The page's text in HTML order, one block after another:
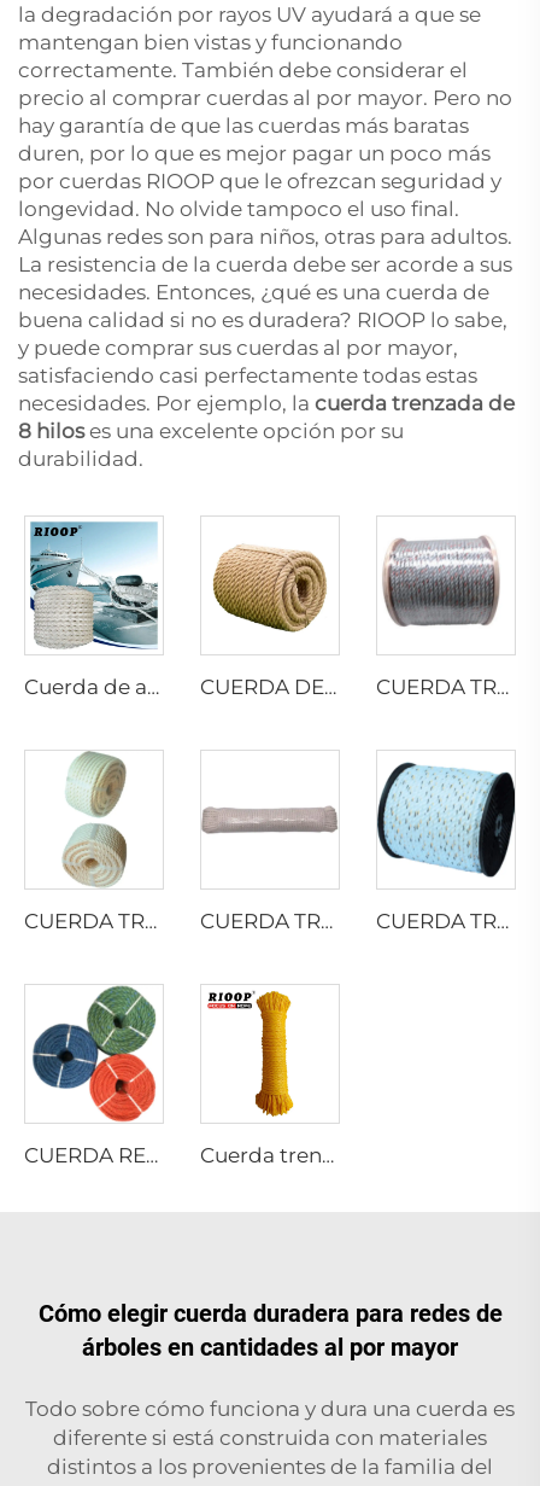
la degradación por rayos UV ayudará a que se
mantengan bien vistas y funcionando
correctamente. También debe considerar el
precio al comprar cuerdas al por mayor. Pero no
hay garantía de que las cuerdas más baratas
duren, por lo que es mejor pagar un poco más
por cuerdas RIOOP que le ofrezcan seguridad y
longevidad. No olvide tampoco el uso final.
Algunas redes son para niños, otras para adultos.
La resistencia de la cuerda debe ser acorde a sus
necesidades. Entonces, ¿qué es una cuerda de
buena calidad si no es duradera? RIOOP lo sabe,
y puede comprar sus cuerdas al por mayor,
satisfaciendo casi perfectamente todas estas
necesidades. Por ejemplo, la cuerda trenzada de
8 hiloses una excelente opción por su
durabilidad.
Cuerda de amarre de 8 hilos de poliéster CUERDA DE YUTE RETORCIDA CUERDA TRENZADA DE PP CON PLOMO
CUERDA TRENZADA DE ALGODÓN CUERDA TRENZADA DE ALGODÓN CUERDA TRENZADA DE PELÍCULA DIVIDIDA DE PP
CUERDA RETORCIDA DE PE RECICLADO Cuerda trenzada hueca de 8 hilos de monofilamento PE
Cómo elegir cuerda duradera para redes de
árboles en cantidades al por mayor
Todo sobre cómo funciona y dura una cuerda es
diferente si está construida con materiales
distintos a los provenientes de la familia del